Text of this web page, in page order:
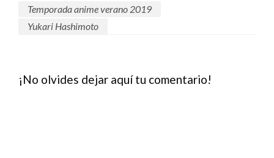
Temporada anime verano 2019
Yukari Hashimoto
¡No olvides dejar aquí tu comentario!